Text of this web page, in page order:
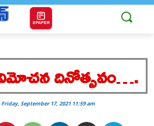
EPAPER
దినోత్సవం….
Friday, September 17, 2021 11:59 am